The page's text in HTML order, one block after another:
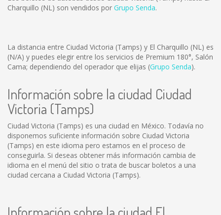
Charquillo (NL) son vendidos por Grupo Senda.
La distancia entre Ciudad Victoria (Tamps) y El Charquillo (NL) es
(N/A) y puedes elegir entre los servicios de Premium 180°, Salón
Cama; dependiendo del operador que elijas (Grupo Senda).
Información sobre la ciudad Ciudad
Victoria (Tamps)
Ciudad Victoria (Tamps) es una ciudad en México. Todavía no
disponemos suficiente información sobre Ciudad Victoria
(Tamps) en este idioma pero estamos en el proceso de
conseguirla. Si deseas obtener más información cambia de
idioma en el menú del sitio o trata de buscar boletos a una
ciudad cercana a Ciudad Victoria (Tamps).